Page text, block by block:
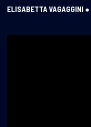
ELISABETTA VAGAGGINI ●